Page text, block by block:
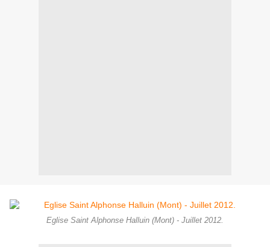
Eglise Saint Alphonse Halluin (Mont) - Juillet 2012.